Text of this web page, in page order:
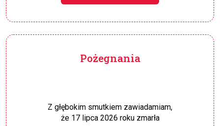
Pożegnania
Z głębokim smutkiem zawiadamiam,
że 17 lipca 2026 roku zmarła